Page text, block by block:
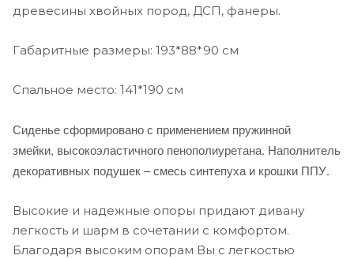
древесины хвойных пород, ДСП, фанеры.
Габаритные размеры: 193*88*90 см
Спальное место: 141*190 см
Сиденье сформировано с применением пружинной
змейки, высокоэластичного пенополиуретана. Наполнитель
декоративных подушек – смесь синтепуха и крошки ППУ.
Высокие и надежные опоры придают дивану
легкость и шарм в сочетании с комфортом.
Благодаря высоким опорам Вы с легкостью